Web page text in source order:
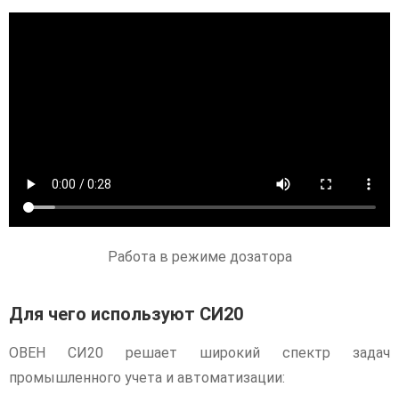
Работа в режиме дозатора
Для чего используют СИ20
ОВЕН СИ20 решает широкий спектр задач
промышленного учета и автоматизации: